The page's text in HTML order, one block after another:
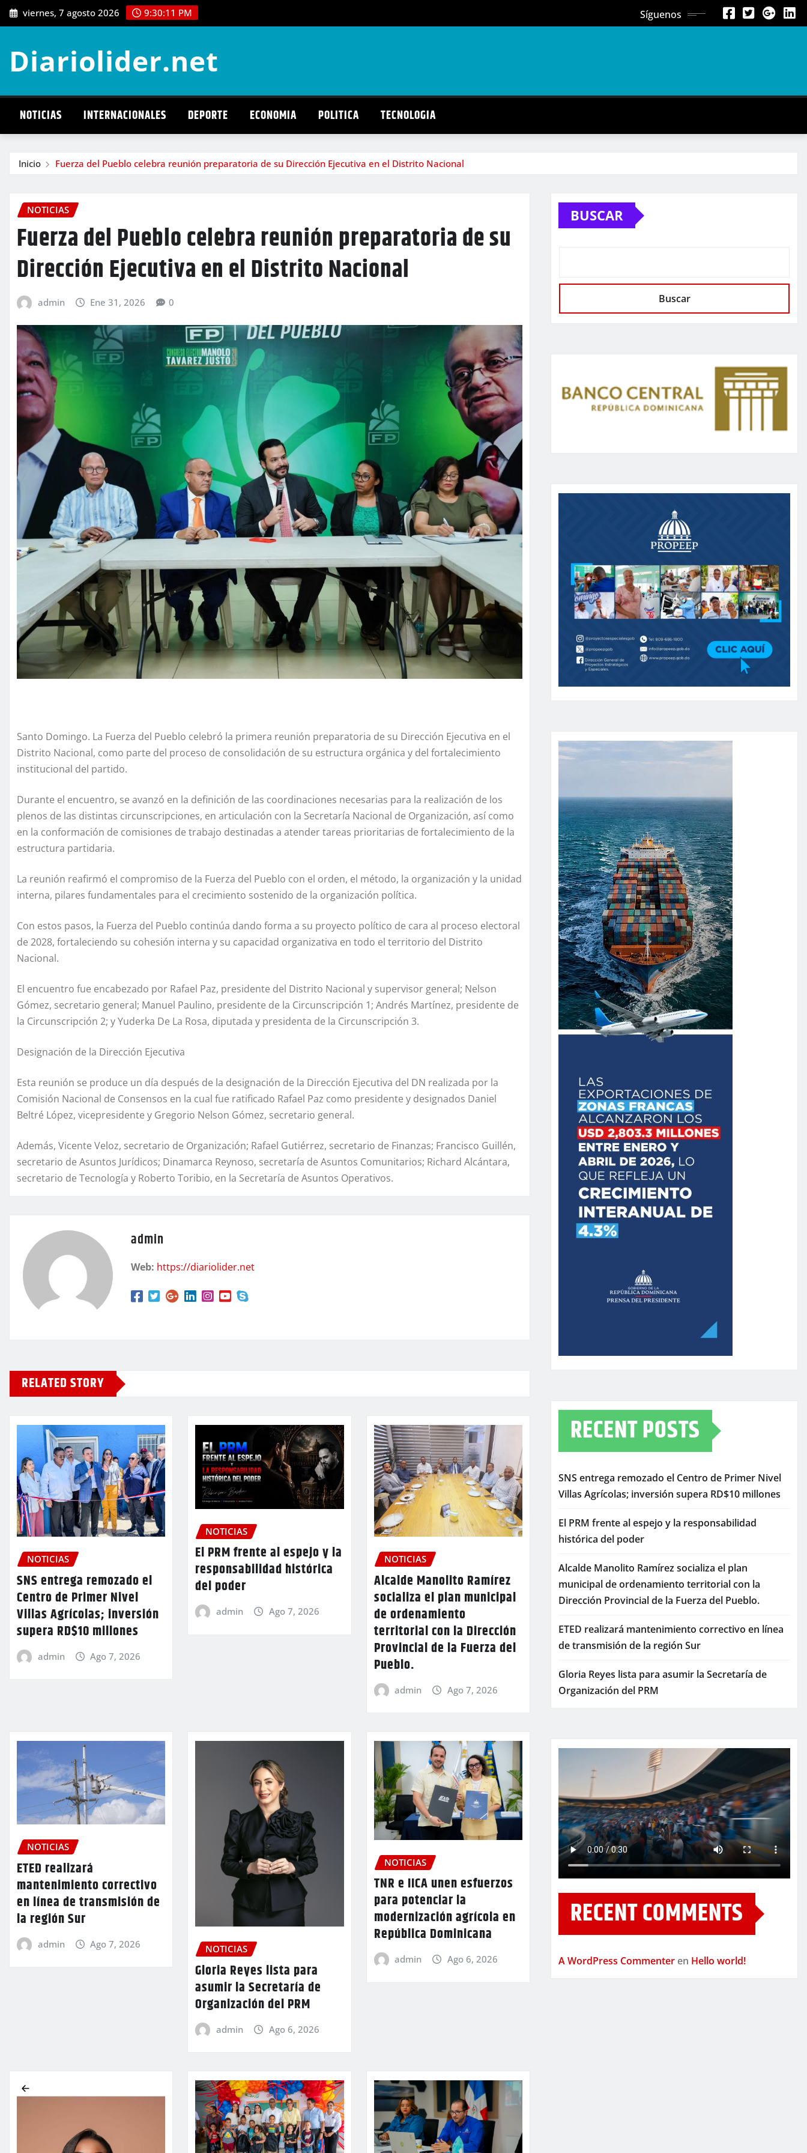
Saltar
al
viernes, 7 agosto 2026 9:30:12 PM Síguenos
Diariolider.net
NOTICIAS INTERNACIONALES DEPORTE ECONOMIA POLITICA TECNOLOGIA
Inicio Fuerza del Pueblo celebra reunión preparatoria de su Dirección Ejecutiva en el Distrito Nacional
NOTICIAS
Fuerza del Pueblo celebra reunión preparatoria de su
Dirección Ejecutiva en el Distrito Nacional
admin Ene 31, 2026 0
Santo Domingo. La Fuerza del Pueblo celebró la primera reunión preparatoria de su Dirección Ejecutiva en el
Distrito Nacional, como parte del proceso de consolidación de su estructura orgánica y del fortalecimiento
institucional del partido.
Durante el encuentro, se avanzó en la definición de las coordinaciones necesarias para la realización de los
plenos de las distintas circunscripciones, en articulación con la Secretaría Nacional de Organización, así como
en la conformación de comisiones de trabajo destinadas a atender tareas prioritarias de fortalecimiento de la
estructura partidaria.
La reunión reafirmó el compromiso de la Fuerza del Pueblo con el orden, el método, la organización y la unidad
interna, pilares fundamentales para el crecimiento sostenido de la organización política.
Con estos pasos, la Fuerza del Pueblo continúa dando forma a su proyecto político de cara al proceso electoral
de 2028, fortaleciendo su cohesión interna y su capacidad organizativa en todo el territorio del Distrito
Nacional.
El encuentro fue encabezado por Rafael Paz, presidente del Distrito Nacional y supervisor general; Nelson
Gómez, secretario general; Manuel Paulino, presidente de la Circunscripción 1; Andrés Martínez, presidente de
la Circunscripción 2; y Yuderka De La Rosa, diputada y presidenta de la Circunscripción 3.
Designación de la Dirección Ejecutiva
Esta reunión se produce un día después de la designación de la Dirección Ejecutiva del DN realizada por la
Comisión Nacional de Consensos en la cual fue ratificado Rafael Paz como presidente y designados Daniel
Beltré López, vicepresidente y Gregorio Nelson Gómez, secretario general.
Además, Vicente Veloz, secretario de Organización; Rafael Gutiérrez, secretario de Finanzas; Francisco Guillén,
secretario de Asuntos Jurídicos; Dinamarca Reynoso, secretaría de Asuntos Comunitarios; Richard Alcántara,
secretario de Tecnología y Roberto Toribio, en la Secretaría de Asuntos Operativos.
admin
Web: https://diariolider.net
RELATED STORY
NOTICIAS
SNS entrega remozado el
Centro de Primer Nivel
Villas Agrícolas; inversión
supera RD$10 millones
admin Ago 7, 2026
NOTICIAS
El PRM frente al espejo y la
responsabilidad histórica
del poder
admin Ago 7, 2026
NOTICIAS
Alcalde Manolito Ramírez
socializa el plan municipal
de ordenamiento
territorial con la Dirección
Provincial de la Fuerza del
Pueblo.
admin Ago 7, 2026
NOTICIAS
ETED realizará
mantenimiento correctivo
en línea de transmisión de
la región Sur
admin Ago 7, 2026 NOTICIAS
Gloria Reyes lista para
asumir la Secretaría de
Organización del PRM
admin Ago 6, 2026
NOTICIAS
TNR e IICA unen esfuerzos
para potenciar la
modernización agrícola en
República Dominicana
admin Ago 6, 2026
BUSCAR
Buscar
RECENT POSTS
SNS entrega remozado el Centro de Primer Nivel
Villas Agrícolas; inversión supera RD$10 millones
El PRM frente al espejo y la responsabilidad
histórica del poder
Alcalde Manolito Ramírez socializa el plan
municipal de ordenamiento territorial con la
Dirección Provincial de la Fuerza del Pueblo.
ETED realizará mantenimiento correctivo en línea
de transmisión de la región Sur
Gloria Reyes lista para asumir la Secretaría de
Organización del PRM
RECENT COMMENTS
A WordPress Commenter en Hello world!